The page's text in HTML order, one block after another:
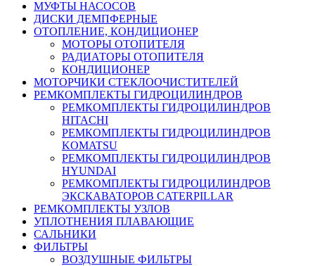
МУФТЫ НАСОСОВ
ДИСКИ ДЕМПФЕРНЫЕ
ОТОПЛЕНИЕ, КОНДИЦИОНЕР
МОТОРЫ ОТОПИТЕЛЯ
РАДИАТОРЫ ОТОПИТЕЛЯ
КОНДИЦИОНЕР
МОТОРЧИКИ СТЕКЛООЧИСТИТЕЛЕЙ
РЕМКОМПЛЕКТЫ ГИДРОЦИЛИНДРОВ
РЕМКОМПЛЕКТЫ ГИДРОЦИЛИНДРОВ
HITACHI
РЕМКОМПЛЕКТЫ ГИДРОЦИЛИНДРОВ
KOMATSU
РЕМКОМПЛЕКТЫ ГИДРОЦИЛИНДРОВ
HYUNDAI
РЕМКОМПЛЕКТЫ ГИДРОЦИЛИНДРОВ
ЭКСКАВАТОРОВ CATERPILLAR
РЕМКОМПЛЕКТЫ УЗЛОВ
УПЛОТНЕНИЯ ПЛАВАЮЩИЕ
САЛЬНИКИ
ФИЛЬТРЫ
ВОЗДУШНЫЕ ФИЛЬТРЫ